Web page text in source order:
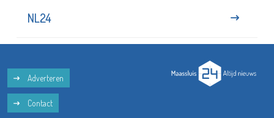
NL24
Adverteren
Contact